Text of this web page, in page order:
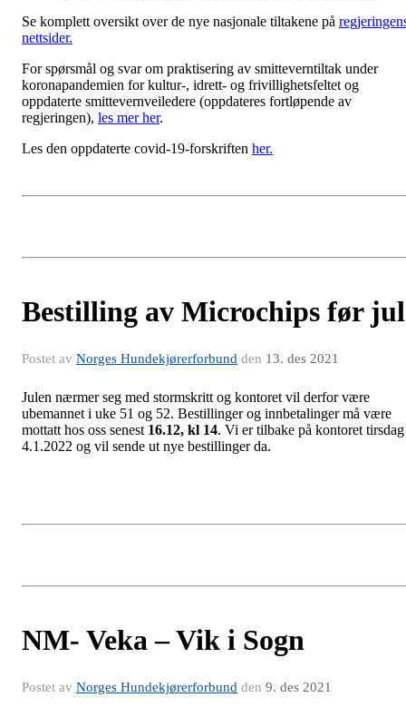
Se komplett oversikt over de nye nasjonale tiltakene på
nettsider.
For spørsmål og svar om praktisering av smitteverntiltak under
koronapandemien for kultur-, idrett- og frivillighetsfeltet og
oppdaterte smittevernveiledere (oppdateres fortløpende av
regjeringen), les mer her.
Les den oppdaterte covid-19-forskriften her.
Bestilling av Microchips før jul
Postet av Norges Hundekjørerforbund den 13. des 2021
Julen nærmer seg med stormskritt og kontoret vil derfor være
ubemannet i uke 51 og 52. Bestillinger og innbetalinger må være
mottatt hos oss senest 16.12, kl 14. Vi er tilbake på kontoret tirsdag
4.1.2022 og vil sende ut nye bestillinger da.
NM- Veka – Vik i Sogn
Postet av Norges Hundekjørerforbund den 9. des 2021